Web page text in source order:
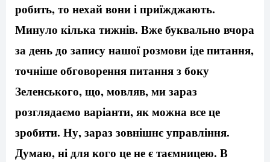
робить, то нехай вони і приїжджають.
Минуло кілька тижнів. Вже буквально вчора
за день до запису нашої розмови іде питання,
точніше обговорення питання з боку
Зеленського, що, мовляв, ми зараз
розглядаємо варіанти, як можна все це
зробити. Ну, зараз зовнішнє управління.
Думаю, ні для кого це не є таємницею. В